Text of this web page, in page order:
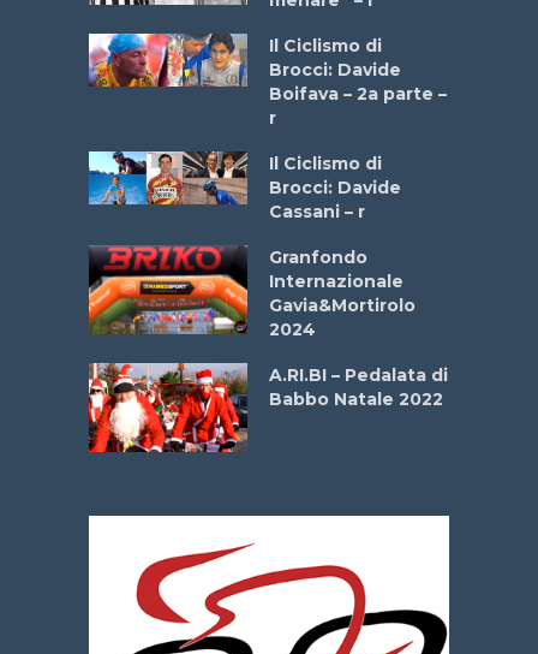
Il Ciclismo di
Brocci: Davide
Boifava – 2a parte –
r
Il Ciclismo di
Brocci: Davide
Cassani – r
Granfondo
Internazionale
Gavia&Mortirolo
2024
A.RI.BI – Pedalata di
Babbo Natale 2022